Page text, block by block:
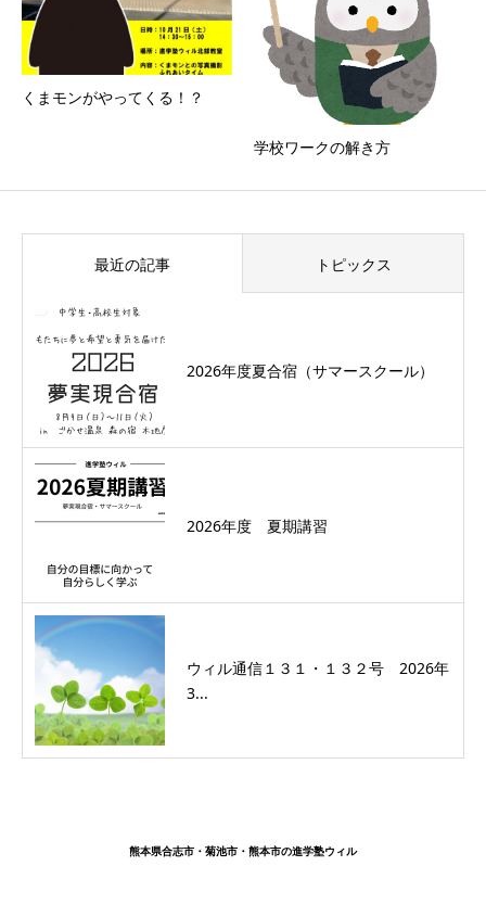
くまモンがやってくる！？
学校ワークの解き方
最近の記事 トピックス
2026年度夏合宿（サマースクール）
2026年度 夏期講習
ウィル通信１３１・１３２号 2026年
3...
熊本県合志市・菊池市・熊本市の進学塾ウィル